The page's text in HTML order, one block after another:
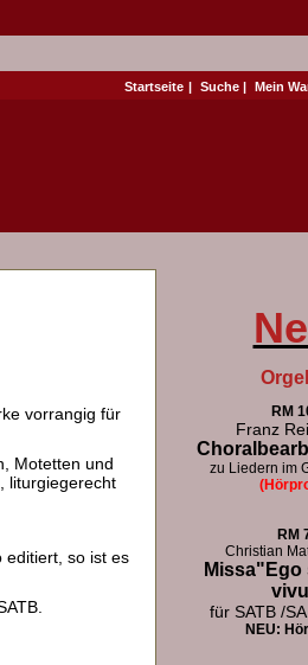
Startseite | Suche | Mein
vorrangig für
Motetten und
liturgiegerecht
editiert, so ist es
RM
Franz
zu Liedern im
RM
Christian
für SATB /SA
NEU: